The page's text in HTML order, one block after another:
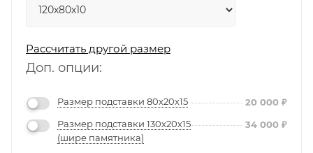
Рассчитать другой размер
Доп. опции:
Размер подставки 80х20х15 20 000 ₽
Размер подставки 130х20х15
(шире памятника)
34 000 ₽